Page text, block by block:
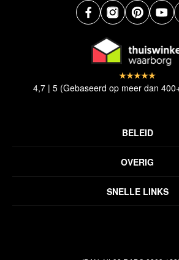
SNELLE LINKS
OVERIG
BELEID
Verzendbeleid
4,7 | 5 (Gebaseerd op meer dan